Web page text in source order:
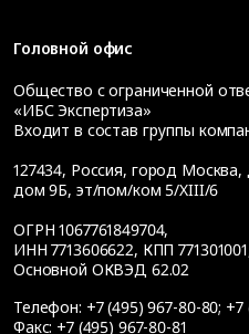
Головной офис
Общество с ограниченной
«ИБС Экспертиза»
Входит в состав группы
127434, Россия, город Москва,
дом 9Б, эт/пом/ком 5/XIII/6
ОГРН 1067761849704,
ИНН 7713606622, КПП
Основной ОКВЭД 62.02
Телефон: +7 (495) 967-80-80; +7
Факс: +7 (495) 967-80-81